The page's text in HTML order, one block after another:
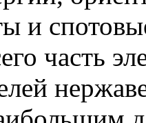
и
часть